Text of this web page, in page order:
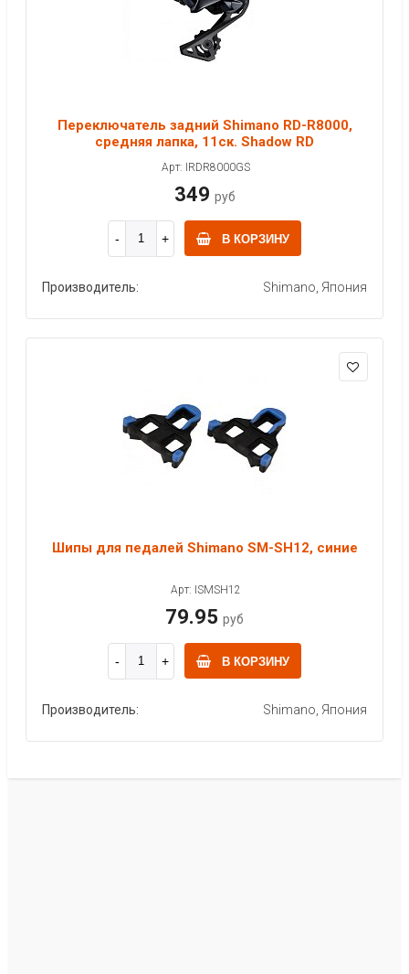
Переключатель задний Shimano RD-R8000,
средняя лапка, 11ск. Shadow RD
Арт: IRDR8000GS
349 руб
В КОРЗИНУ
Производитель: Shimano, Япония
Шипы для педалей Shimano SM-SH12, синие
Арт: ISMSH12
79.95 руб
В КОРЗИНУ
Производитель: Shimano, Япония